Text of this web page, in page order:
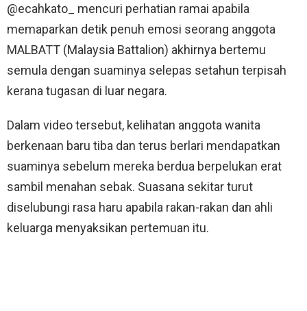
@ecahkato_ mencuri perhatian ramai apabila
memaparkan detik penuh emosi seorang anggota
MALBATT (Malaysia Battalion) akhirnya bertemu
semula dengan suaminya selepas setahun terpisah
kerana tugasan di luar negara.
Dalam video tersebut, kelihatan anggota wanita
berkenaan baru tiba dan terus berlari mendapatkan
suaminya sebelum mereka berdua berpelukan erat
sambil menahan sebak. Suasana sekitar turut
diselubungi rasa haru apabila rakan-rakan dan ahli
keluarga menyaksikan pertemuan itu.